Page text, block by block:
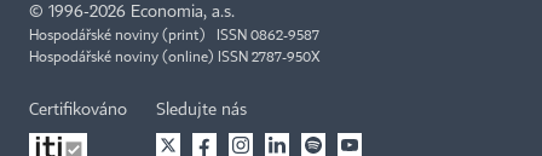
© 1996-2026 Economia, a.s.
Hospodářské noviny (print) ISSN 0862-9587
Hospodářské noviny (online) ISSN 2787-950X
Certifikováno Sledujte nás